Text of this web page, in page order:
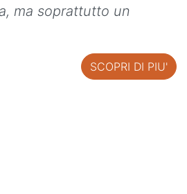
ma soprattutto un
SCOPRI DI PIU'